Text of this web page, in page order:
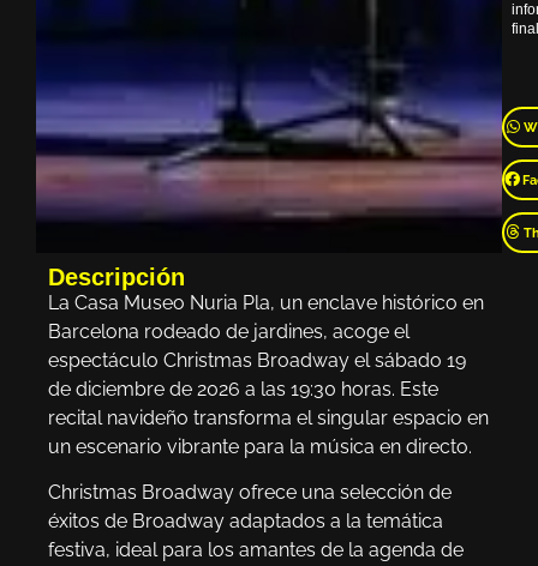
Descripción
La Casa Museo Nuria Pla, un enclave histórico en
Barcelona rodeado de jardines, acoge el
espectáculo Christmas Broadway el sábado 19
de diciembre de 2026 a las 19:30 horas. Este
recital navideño transforma el singular espacio en
un escenario vibrante para la música en directo.
Christmas Broadway ofrece una selección de
éxitos de Broadway adaptados a la temática
festiva, ideal para los amantes de la agenda de